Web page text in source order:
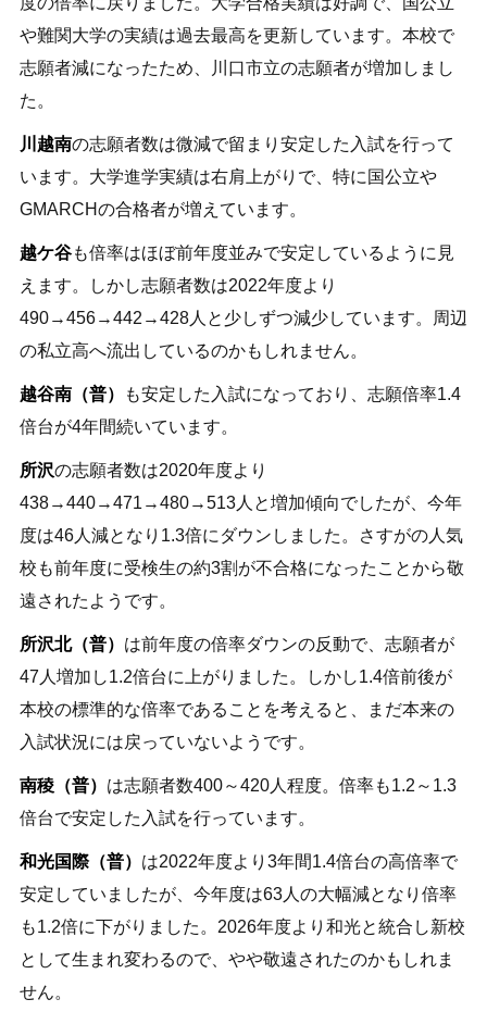
や難関大学の実績は過去最高を更新しています。本校で
志願者減になったため、川口市立の志願者が増加しまし
た。
川越南の志願者数は微減で留まり安定した入試を行って
います。大学進学実績は右肩上がりで、特に国公立や
GMARCHの合格者が増えています。
越ケ谷も倍率はほぼ前年度並みで安定しているように見
えます。しかし志願者数は2022年度より
490→456→442→428人と少しずつ減少しています。周辺
の私立高へ流出しているのかもしれません。
越谷南（普）
も安定した入試になっており、志願倍率1.4
倍台が4年間続いています。
所沢の志願者数は2020年度より
438→440→471→480→513人と増加傾向でしたが、今年
度は46人減となり1.3倍にダウンしました。さすがの人気
校も前年度に受検生の約3割が不合格になったことから敬
遠されたようです。
所沢北（普） は前年度の倍率ダウンの反動で、志願者が
47人増加し1.2倍台に上がりました。しかし1.4倍前後が
本校の標準的な倍率であることを考えると、まだ本来の
入試状況には戻っていないようです。
南稜（普） は志願者数400～420人程度。倍率も1.2～1.3
倍台で安定した入試を行っています。
和光国際（普） は2022年度より3年間1.4倍台の高倍率で
安定していましたが、今年度は63人の大幅減となり倍率
も1.2倍に下がりました。2026年度より和光と統合し新校
として生まれ変わるので、やや敬遠されたのかもしれま
せん。